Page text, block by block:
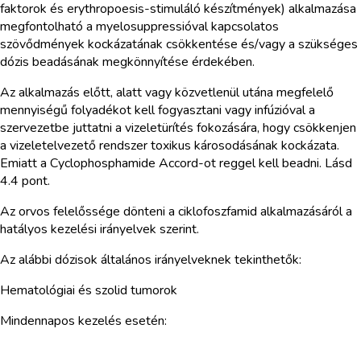
faktorok és erythropoesis-stimuláló készítmények) alkalmazása
megfontolható a myelosuppressióval kapcsolatos
szövődmények kockázatának csökkentése és/vagy a szükséges
dózis beadásának megkönnyítése érdekében.
Az alkalmazás előtt, alatt vagy közvetlenül utána megfelelő
mennyiségű folyadékot kell fogyasztani vagy infúzióval a
szervezetbe juttatni a vizeletürítés fokozására, hogy csökkenjen
a vizeletelvezető rendszer toxikus károsodásának kockázata.
Emiatt a Cyclophosphamide Accord-ot reggel kell beadni. Lásd
4.4 pont.
Az orvos felelőssége dönteni a ciklofoszfamid alkalmazásáról a
hatályos kezelési irányelvek szerint.
Az alábbi dózisok általános irányelveknek tekinthetők:
Hematológiai és szolid tumorok
Mindennapos kezelés esetén: